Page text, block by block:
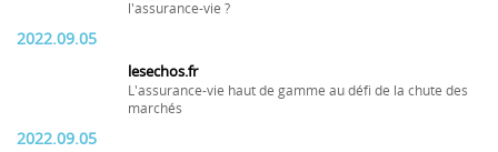
l'assurance-vie ?
2022.09.05
lesechos.fr
L'assurance-vie haut de gamme au défi de la chute des
marchés
2022.09.05